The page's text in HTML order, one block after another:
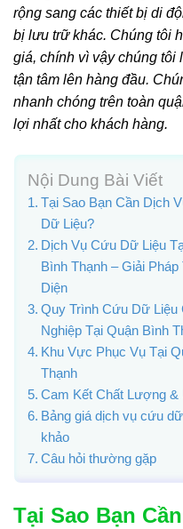
rộng sang các thiết bị di
bị lưu trữ khác. Chúng tôi
giá, chính vì vậy chúng tôi
tận tâm lên hàng đầu.
nhanh chóng trên toàn
lợi nhất cho khách hàng.
Nội Dung Bài Viết
Tại Sao Bạn Cần Dịch
Dữ Liệu?
Dịch Vụ Cứu Dữ Liệu
Bình Thạnh – Giải Pháp
Diện
Quy Trình Cứu Dữ Liệu
Nghiệp Tại Quận Bình
Khu Vực Phục Vụ Tại
Thạnh
Cam Kết Chất Lượng &
Bảng giá dịch vụ cứu
khảo
Câu hỏi thường gặp
Tại Sao Bạn